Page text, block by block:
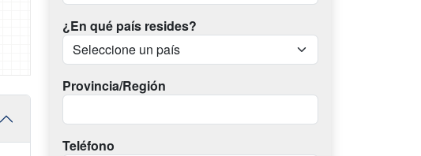
¿En qué país resides?
Provincia/Región
Teléfono